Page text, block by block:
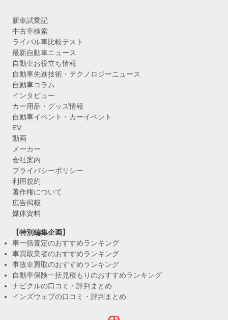
新車試乗記
中古車検索
ライバル車比較テスト
最新自動車ニュース
自動車お役立ち情報
自動車先進技術・テクノロジーニュース
自動車コラム
インタビュー
カー用品・グッズ情報
自動車イベント・カーイベント
EV
動画
メーカー
会社案内
プライバシーポリシー
利用規約
著作権について
広告掲載
媒体資料
【特別編集企画】
車一括査定のおすすめランキング
車買取業者のおすすめランキング
事故車買取のおすすめランキング
自動車保険一括見積もりのおすすめランキング
ナビクルの口コミ・評判まとめ
インズウェブの口コミ・評判まとめ